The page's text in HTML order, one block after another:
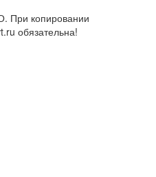
При копировании
обязательна!